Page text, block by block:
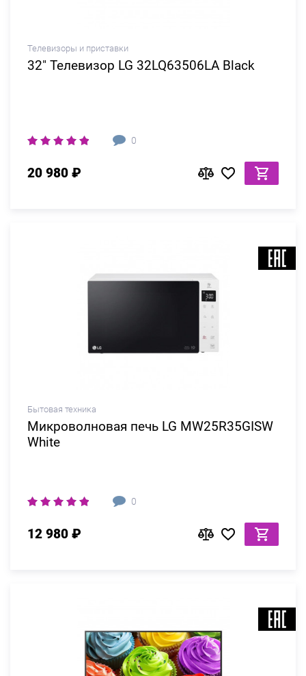
Телевизоры и приставки
32" Телевизор LG 32LQ63506LA Black
0
20 980 ₽
Бытовая техника
Микроволновая печь LG MW25R35GISW
White
0
12 980 ₽